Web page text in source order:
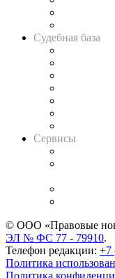
Судебная база
Сервисы
© ООО «Правовые
ЭЛ № ФС 77 - 79910.
Телефон редакции: +7
Политика
Политика